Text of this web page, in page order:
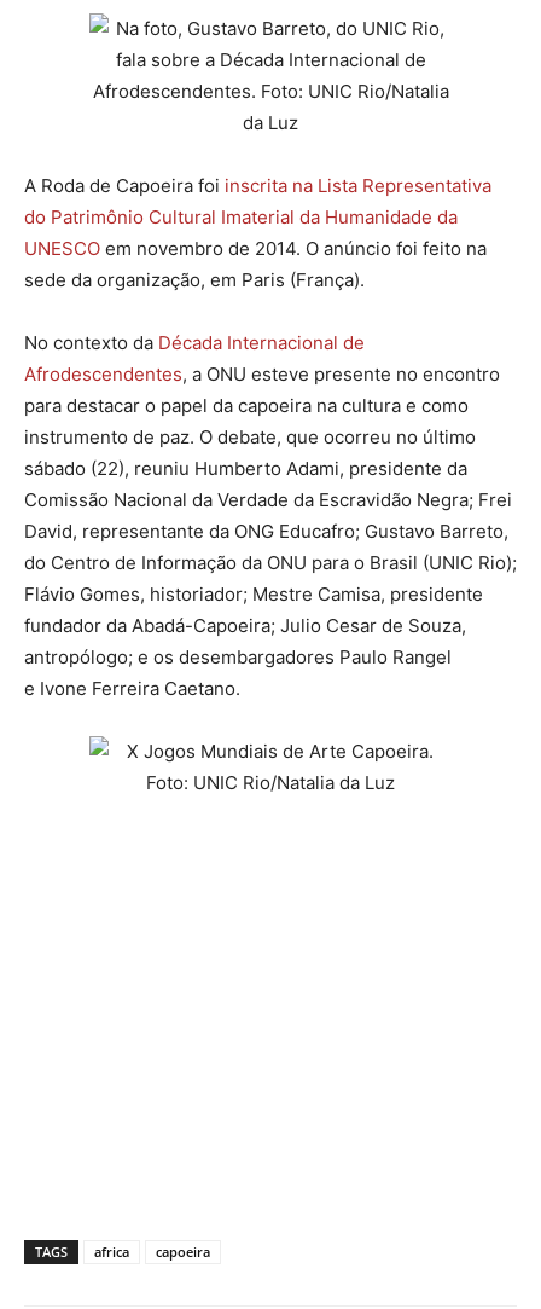
A Roda de Capoeira foi inscrita na Lista Representativa
do Patrimônio Cultural Imaterial da Humanidade da
UNESCO em novembro de 2014. O anúncio foi feito na
sede da organização, em Paris (França).
No contexto da Década Internacional de
Afrodescendentes, a ONU esteve presente no encontro
para destacar o papel da capoeira na cultura e como
instrumento de paz. O debate, que ocorreu no último
sábado (22), reuniu Humberto Adami, presidente da
Comissão Nacional da Verdade da Escravidão Negra; Frei
David, representante da ONG Educafro; Gustavo Barreto,
do Centro de Informação da ONU para o Brasil (UNIC Rio);
Flávio Gomes, historiador; Mestre Camisa, presidente
fundador da Abadá-Capoeira; Julio Cesar de Souza,
antropólogo; e os desembargadores Paulo Rangel
e Ivone Ferreira Caetano.
TAGS africa capoeira